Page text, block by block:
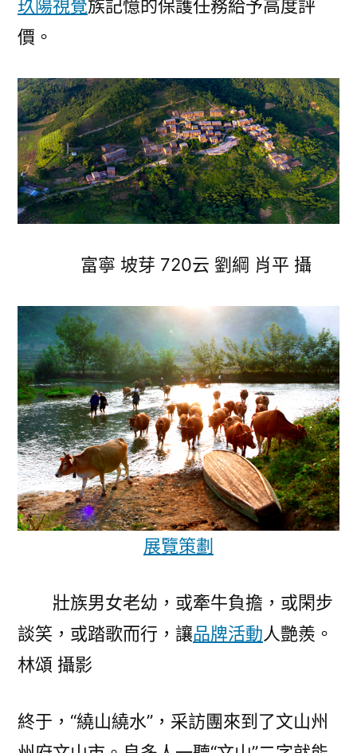
玖陽視覺族記憶的保護任務給予高度評
價。
富寧 坡芽 720云 劉綱 肖平 攝
展覽策劃
壯族男女老幼，或牽牛負擔，或閑步
談笑，或踏歌而行，讓品牌活動人艷羨。
林頌 攝影
終于，“繞山繞水”，采訪團來到了文山州